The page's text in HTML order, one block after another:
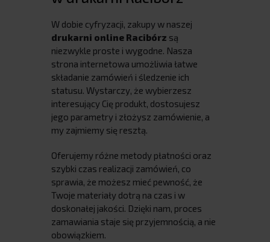
W dobie cyfryzacji, zakupy w naszej
drukarni online Racibórz są
niezwykle proste i wygodne. Nasza
strona internetowa umożliwia łatwe
składanie zamówień i śledzenie ich
statusu. Wystarczy, że wybierzesz
interesujący Cię produkt, dostosujesz
jego parametry i złożysz zamówienie, a
my zajmiemy się resztą.
Oferujemy różne metody płatności oraz
szybki czas realizacji zamówień, co
sprawia, że możesz mieć pewność, że
Twoje materiały dotrą na czas i w
doskonałej jakości. Dzięki nam, proces
zamawiania staje się przyjemnością, a nie
obowiązkiem.